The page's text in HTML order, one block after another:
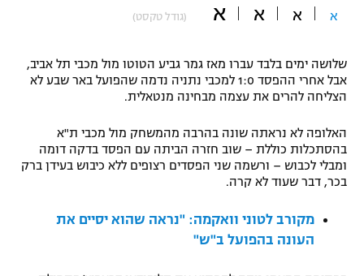
תקנון משתתפים וזוכים בפרסים
תקנון עבור פעילות ספורט 1 – "מרלן"
טניס
גיימינג E-Sports
כדורמים
בייסבול MLB
ספורט אתגרי ואקסטרים
אומנויות לחימה
א א א א (גודל טקסט)
שלושה ימים בלבד עברו מאז גמר גביע הטוטו מול מכבי תל אביב,
אבל אחרי ההפסד 1:0 למכבי נתניה נדמה שהפועל באר שבע לא
הצליחה להרים את עצמה מבחינה מנטאלית.
האלופה לא נראתה שונה בהרבה מהמשחק מול מכבי ת"א
בהסתכלות כוללת – שוב חזרה הביתה עם הפסד בדקה דומה
ומבלי לכבוש – ורשמה שני הפסדים רצופים ללא כיבוש בעידן ברק
בכר, דבר שעוד לא קרה.
מקורב לטוני וואקמה: "נראה שהוא יסיים את
העונה בהפועל ב"ש"